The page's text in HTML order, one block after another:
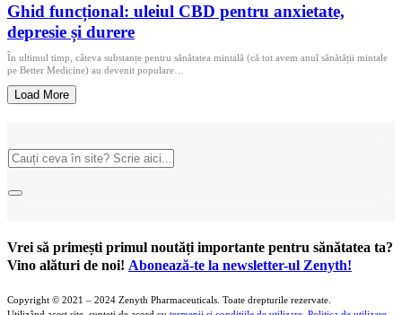
Ghid funcțional: uleiul CBD pentru anxietate,
depresie și durere
În ultimul timp, câteva substanțe pentru sănătatea mintală (că tot avem anul sănătății mintale
pe Better Medicine) au devenit populare…
Load More
Vrei să primești primul noutăți importante pentru sănătatea ta?
Vino alături de noi! Abonează-te la newsletter-ul Zenyth!
Copyright © 2021 – 2024 Zenyth Pharmaceuticals. Toate drepturile rezervate.